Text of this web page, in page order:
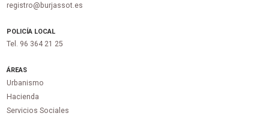
registro@burjassot.es
POLICÍA LOCAL
Tel. 96 364 21 25
ÁREAS
Urbanismo
Hacienda
Servicios Sociales